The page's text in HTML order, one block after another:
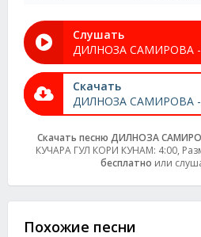
Слушать
Скачать
Скачать песню ДИЛНОЗА
КУЧАРА ГУЛ КОРИ КУНАМ: 4:00,
бесплатно или
Похожие песни